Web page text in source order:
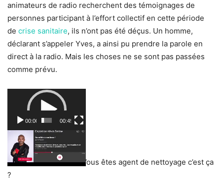
animateurs de radio recherchent des témoignages de
personnes participant à l’effort collectif en cette période
de crise sanitaire, ils n’ont pas été déçus. Un homme,
déclarant s’appeler Yves, a ainsi pu prendre la parole en
direct à la radio. Mais les choses ne se sont pas passées
comme prévu.
Lecteur
00:00 00:49
– « Bienvenue Yves ! Vous êtes agent de nettoyage c’est ça
?